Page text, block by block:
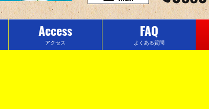
Access
アクセス
FAQ
よくある質問